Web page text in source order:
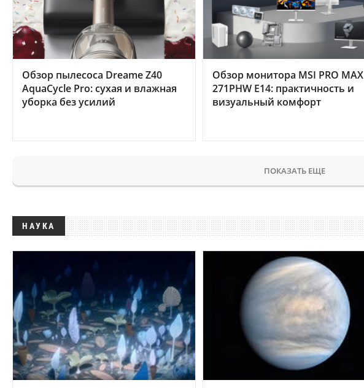
Обзор пылесоса Dreame Z40
AquaCycle Pro: сухая и влажная
уборка без усилий
Обзор монитора MSI PRO MAX
271PHW E14: практичность и
визуальный комфорт
ПОКАЗАТЬ ЕЩЕ
НАУКА